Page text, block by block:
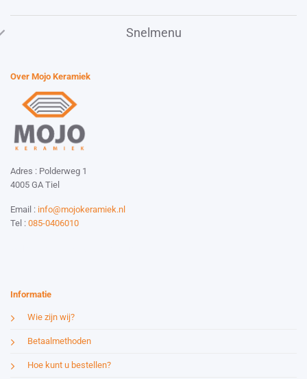
Snelmenu
Over Mojo Keramiek
Adres : Polderweg 1
4005 GA Tiel
Email : info@mojokeramiek.nl
Tel : 085-0406010
Informatie
Wie zijn wij?
Betaalmethoden
Hoe kunt u bestellen?